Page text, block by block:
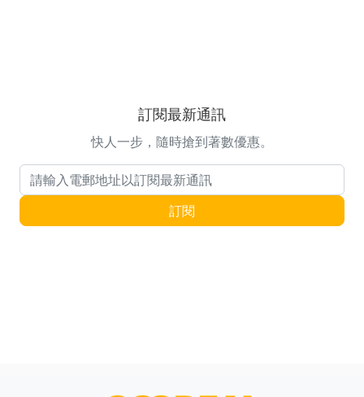
訂閱最新通訊
快人一步，隨時搶到著數優惠。
電郵地址 訂閱